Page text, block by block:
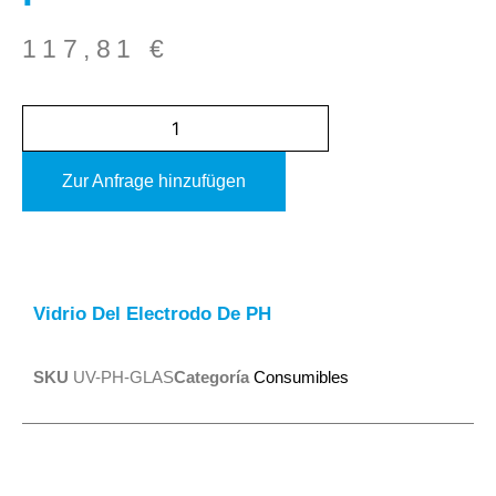
117,81 €
Zur Anfrage hinzufügen
Vidrio Del Electrodo De PH
SKU UV-PH-GLASCategoría Consumibles